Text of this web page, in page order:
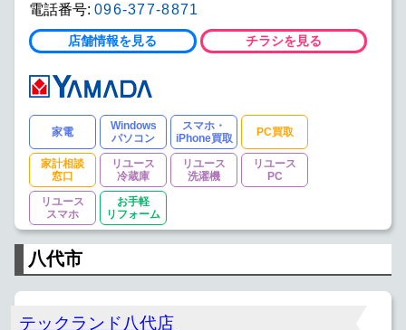
電話番号: 096-377-8871
店舗情報を見る チラシを見る
家電
Windows
パソコン
スマホ・
iPhone買取
PC買取
家計相談
窓口
リユース
冷蔵庫
リユース
洗濯機
リユース
PC
リユース
スマホ
お手軽
リフォーム
八代市
テックランド八代店